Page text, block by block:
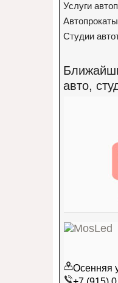
Услуги
Студии
авто,
Осенняя